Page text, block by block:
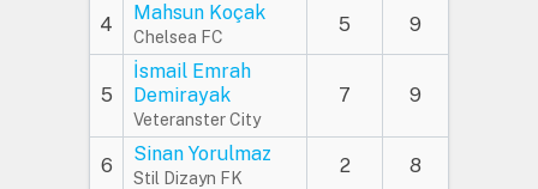
4
Mahsun Koçak
Chelsea FC
5 9
5
İsmail Emrah
Demirayak
Veteranster City
7 9
6
Sinan Yorulmaz
Stil Dizayn FK
2 8